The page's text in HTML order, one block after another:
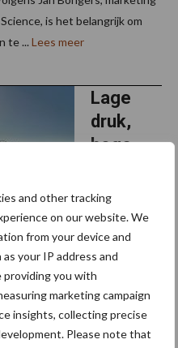
and other tracking
on our website. We
from your device and
your IP address and
providing you with
marketing campaign
insights, collecting precise
Please note that
is het belangrijk om
te ... Lees meer
Lage
druk,
hoge
it:
beregen
ingsboo
m
Fasterholt FM 125-